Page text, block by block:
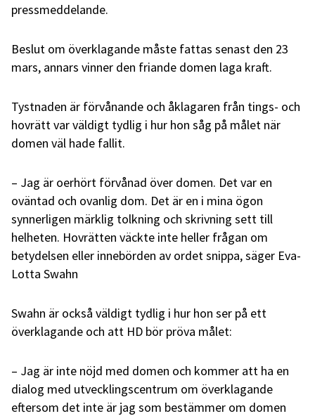
pressmeddelande.
Beslut om överklagande måste fattas senast den 23
mars, annars vinner den friande domen laga kraft.
Tystnaden är förvånande och åklagaren från tings- och
hovrätt var väldigt tydlig i hur hon såg på målet när
domen väl hade fallit.
– Jag är oerhört förvånad över domen. Det var en
oväntad och ovanlig dom. Det är en i mina ögon
synnerligen märklig tolkning och skrivning sett till
helheten. Hovrätten väckte inte heller frågan om
betydelsen eller innebörden av ordet snippa, säger Eva-
Lotta Swahn
Swahn är också väldigt tydlig i hur hon ser på ett
överklagande och att HD bör pröva målet:
– Jag är inte nöjd med domen och kommer att ha en
dialog med utvecklingscentrum om överklagande
eftersom det inte är jag som bestämmer om domen